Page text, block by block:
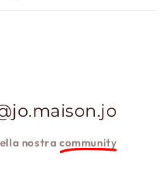
nostracommunity